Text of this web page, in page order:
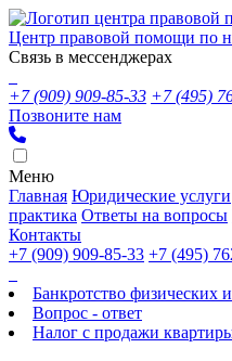
Центр правовой помощи по
Связь в мессенджерах
+7 (909) 909-85-33 +7 (495)
Позвоните нам
Меню
Главная Юридические услуги
практика Ответы на вопросы
Контакты
+7 (909) 909-85-33 +7 (495)
Банкротство физических
Вопрос - ответ
Налог с продажи